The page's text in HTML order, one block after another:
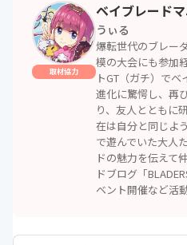
取材協力
ベイブレード
うぃる
爆転世代のブレー
模の大会にも参加
トGT（ガチ）で
進化に驚愕し、再
り、友人とともに
在は自分と同じよ
で遊んでいた大人
ドの魅力を伝えて
ドブログ 「
ベント開催など活動